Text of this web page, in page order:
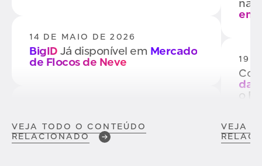
14 DE MAIO DE 2026
BigID Já disponível em Mercado
de Flocos de Neve
Como proteger seus arquivos
.MD e eliminar uma falha crítica
de segurança de dados
VEJA TODO O CONTEÚDO
RELACIONADO
em
19
o
8
VEJA